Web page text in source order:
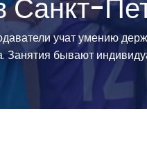
Санкт-
учат умению
Занятия бывают